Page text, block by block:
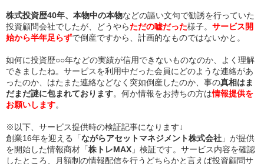
株式投資歴40年、本物中の本物などの謳い文句で勧誘を行っていた
投資顧問会社でしたが、どうやらただの嘘だった様子。 サービス開
始から半年足らずで倒産ですから、計画的なものではないかと。
如何に投資歴○○年などの実績が信用できないものなのか、よく理解
できましたね。サービスを利用中だった会員にどのような連絡があ
ったのか、はたまた連絡などなく突如倒産したのか、事の真相はま
だまだ謎に包まれております。何か情報をお持ちの方は情報提供を
お願いします。
※以下、サービス提供時の検証記事になります↓
創業16年を迎える「ながらアセットマネジメント株式会社 」が提供
を開始した情報商材「株トレMAX 」検証です。サービス内容を確認
したところ、月額制の情報配信を行うどちらかと言えば投資顧問サ